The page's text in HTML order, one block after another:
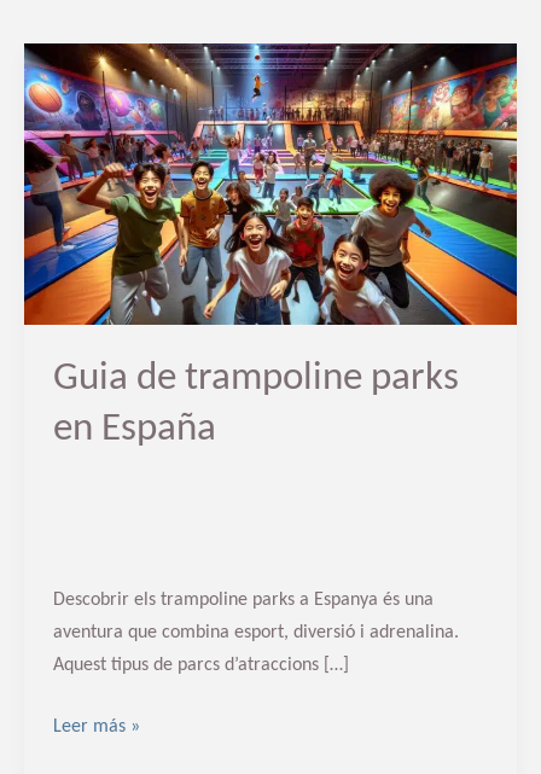
Guia de trampoline parks
en España
Descobrir els trampoline parks a Espanya és una
aventura que combina esport, diversió i adrenalina.
Aquest tipus de parcs d’atraccions […]
de
trampoline
parks
en
España
Leer más »